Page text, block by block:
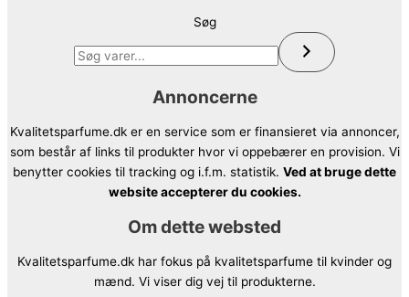
Søg
Annoncerne
Kvalitetsparfume.dk er en service som er finansieret via annoncer,
som består af links til produkter hvor vi oppebærer en provision. Vi
benytter cookies til tracking og i.f.m. statistik. Ved at bruge dette
website accepterer du cookies.
Om dette websted
Kvalitetsparfume.dk har fokus på kvalitetsparfume til kvinder og
mænd. Vi viser dig vej til produkterne.